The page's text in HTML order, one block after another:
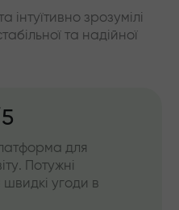
інтуїтивно зрозумілі
та надійної
для
Потужні
швидкі угоди в